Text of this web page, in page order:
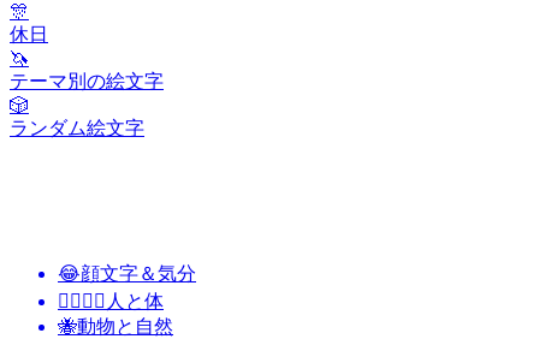
🎊
休日
🦄
テーマ別の絵文字
🎲
ランダム絵文字
😂顔文字＆気分
👩‍❤️‍💋‍👨 人と体
🐝動物と自然